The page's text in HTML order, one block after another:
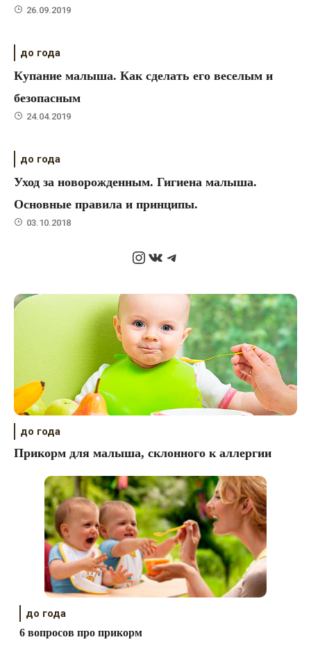
26.09.2019
до года
Купание малыша. Как сделать его веселым и
безопасным
24.04.2019
до года
Уход за новорожденным. Гигиена малыша.
Основные правила и принципы.
03.10.2018
Instagram
ВКонтакте
Telegram
до года
Прикорм для малыша, склонного к аллергии
до года
6 вопросов про прикорм